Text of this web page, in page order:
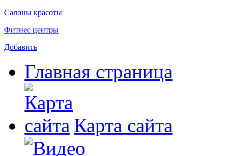
Салоны красоты
Фитнес центры
Добавить
Главная страница
Карта сайта